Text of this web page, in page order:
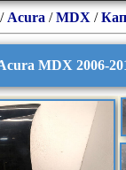
/ Acura /MDX /
MDX 2006-